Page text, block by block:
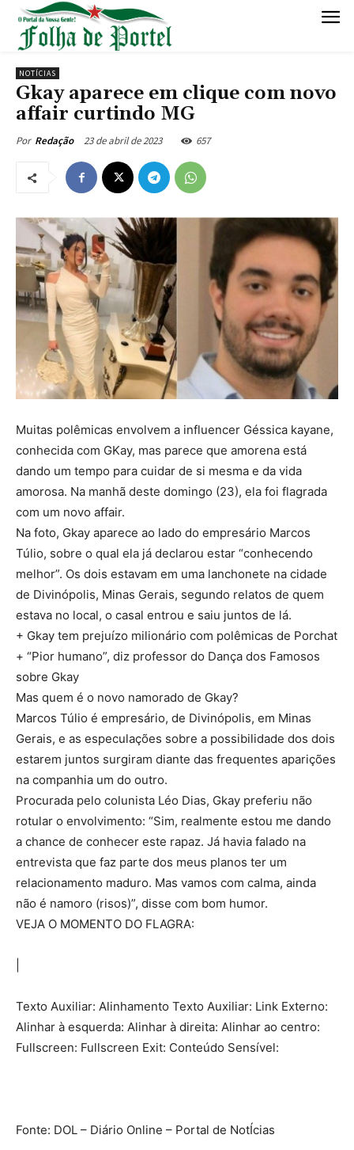
NOTÍCIAS
Gkay aparece em clique com novo
affair curtindo MG
Por Redação 23 de abril de 2023 657
Muitas polêmicas envolvem a influencer Géssica kayane,
conhecida com GKay, mas parece que amorena está
dando um tempo para cuidar de si mesma e da vida
amorosa. Na manhã deste domingo (23), ela foi flagrada
com um novo affair.
Na foto, Gkay aparece ao lado do empresário Marcos
Túlio, sobre o qual ela já declarou estar “conhecendo
melhor”. Os dois estavam em uma lanchonete na cidade
de Divinópolis, Minas Gerais, segundo relatos de quem
estava no local, o casal entrou e saiu juntos de lá.
+ Gkay tem prejuízo milionário com polêmicas de Porchat
+ “Pior humano”, diz professor do Dança dos Famosos
sobre Gkay
Mas quem é o novo namorado de Gkay?
Marcos Túlio é empresário, de Divinópolis, em Minas
Gerais, e as especulações sobre a possibilidade dos dois
estarem juntos surgiram diante das frequentes aparições
na companhia um do outro.
Procurada pelo colunista Léo Dias, Gkay preferiu não
rotular o envolvimento: “Sim, realmente estou me dando
a chance de conhecer este rapaz. Já havia falado na
entrevista que faz parte dos meus planos ter um
relacionamento maduro. Mas vamos com calma, ainda
não é namoro (risos)”, disse com bom humor.
VEJA O MOMENTO DO FLAGRA:
Texto Auxiliar: Alinhamento Texto Auxiliar: Link Externo:
Alinhar à esquerda: Alinhar à direita: Alinhar ao centro:
Fullscreen: Fullscreen Exit: Conteúdo Sensível:
Fonte: DOL – Diário Online – Portal de NotÍcias